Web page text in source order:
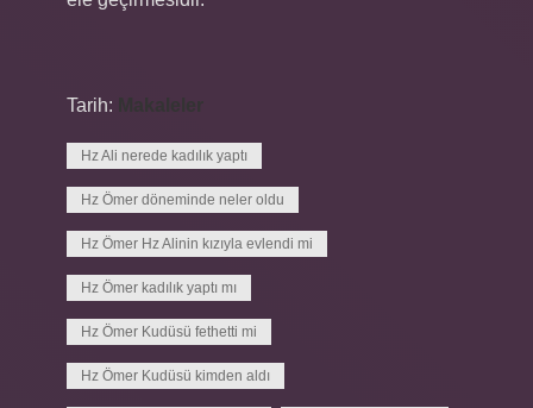
Tarih:
Hz Ali nerede kadılık yaptı
Hz Ömer döneminde neler oldu
Hz Ömer Hz Alinin kızıyla evlendi mi
Hz Ömer kadılık yaptı mı
Hz Ömer Kudüsü fethetti mi
Hz Ömer Kudüsü kimden aldı